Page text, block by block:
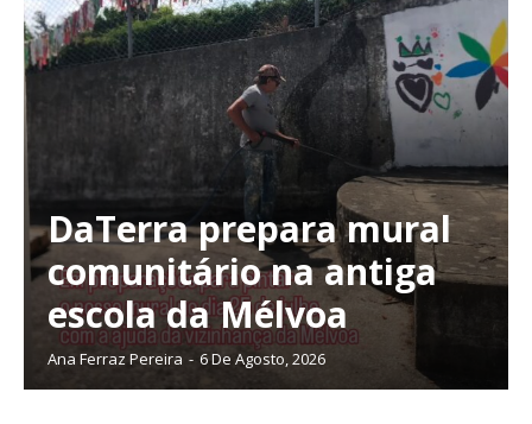
Acesso ao conteúdo online
Acesso aos conteúdos Exclusivos para
Ofertas para assinatura anual
Escolha o plano
ASSINATURA
DIGITAL ANUAL
16€
DaTerra prepara mural
comunitário na antiga
escola da Mélvoa
Ana Ferraz Pereira - 6 De Agosto, 2026